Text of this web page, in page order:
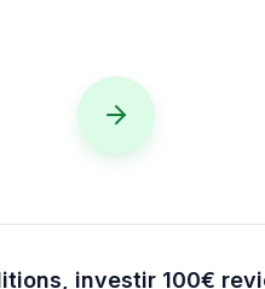
investir 100€